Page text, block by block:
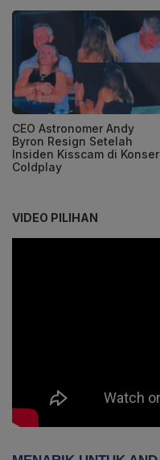
CEO Astronomer Andy
Byron Resign Setelah
Insiden Kisscam di Konser
Coldplay
VIDEO PILIHAN